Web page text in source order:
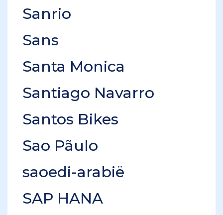
Sanrio
Sans
Santa Monica
Santiago Navarro
Santos Bikes
Sao Pãulo
saoedi-arabië
SAP HANA